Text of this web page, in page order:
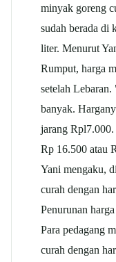
minyak goreng
sudah berada di
liter. Menurut
Rumput, harga
setelah
banyak.
jarang
Rp 16.500 atau
Yani mengaku,
curah dengan
Penurunan
Para pedagang
curah dengan